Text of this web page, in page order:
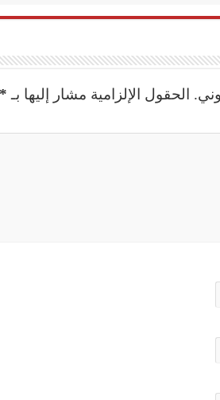
الحقول الإلزامية مشار إليها بـ *